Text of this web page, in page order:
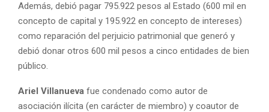
Además, debió pagar 795.922 pesos al Estado (600 mil en
concepto de capital y 195.922 en concepto de intereses)
como reparación del perjuicio patrimonial que generó y
debió donar otros 600 mil pesos a cinco entidades de bien
público.
Ariel Villanueva fue condenado como autor de
asociación ilícita (en carácter de miembro) y coautor de